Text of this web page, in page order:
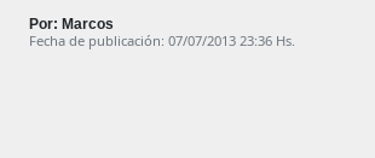
Por: Marcos
Fecha de publicación: 07/07/2013 23:36 Hs.